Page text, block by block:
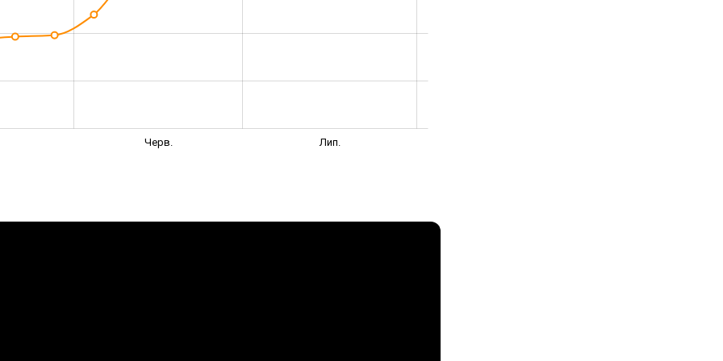
Черв. Лип.